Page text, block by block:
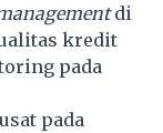
di
kredit
pada
pada